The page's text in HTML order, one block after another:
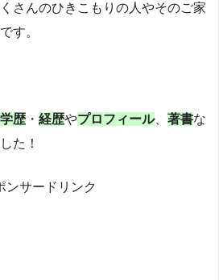
さんのひきこもりの人やそのご家
す。
学歴・ 経歴やプロフィール、 著書な
た！
ンサードリンク